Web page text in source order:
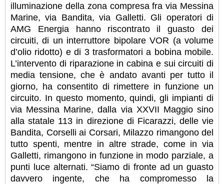
illuminazione della zona compresa fra via Messina
Marine, via Bandita, via Galletti. Gli operatori di
AMG Energia hanno riscontrato il guasto dei
circuiti, di un interruttore bipolare VOR (a volume
d’olio ridotto) e di 3 trasformatori a bobina mobile.
L’intervento di riparazione in cabina e sui circuiti di
media tensione, che è andato avanti per tutto il
giorno, ha consentito di rimettere in funzione un
circuito. In questo momento, quindi, gli impianti di
via Messina Marine, dalla via XXVII Maggio sino
alla statale 113 in direzione di Ficarazzi, delle vie
Bandita, Corselli ai Corsari, Milazzo rimangono del
tutto spenti, mentre in altre strade, come in via
Galletti, rimangono in funzione in modo parziale, a
punti luce alternati. “Siamo di fronte ad un guasto
davvero ingente, che ha compromesso la